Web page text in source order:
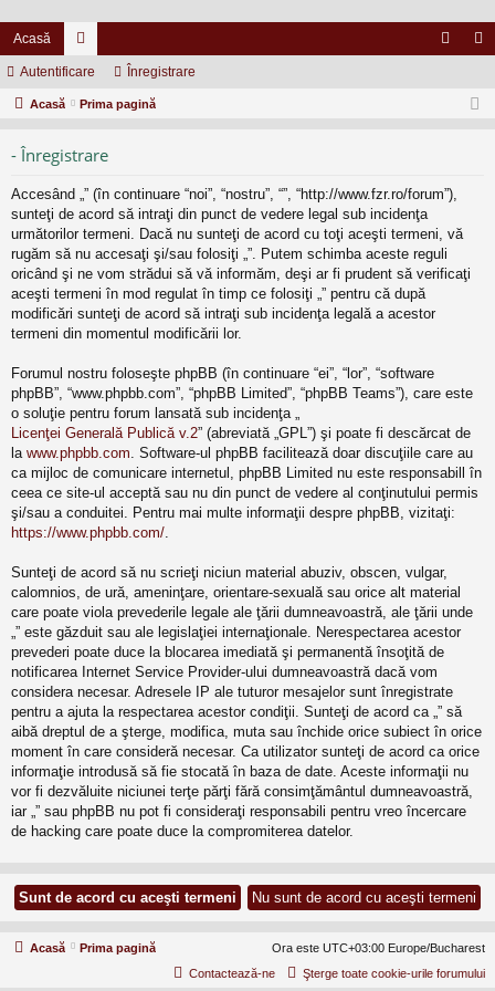
Acasă
or
u
re
eg
Autentificare Înregistrare
Acasă Prima pagină
- Înregistrare
Accesând „” (în continuare “noi”, “nostru”, “”, “http://www.fzr.ro/forum”),
sunteţi de acord să intraţi din punct de vedere legal sub incidenţa
următorilor termeni. Dacă nu sunteţi de acord cu toţi aceşti termeni, vă
rugăm să nu accesaţi şi/sau folosiţi „”. Putem schimba aceste reguli
oricând şi ne vom strădui să vă informăm, deşi ar fi prudent să verificaţi
aceşti termeni în mod regulat în timp ce folosiţi „” pentru că după
modificări sunteţi de acord să intraţi sub incidenţa legală a acestor
termeni din momentul modificării lor.
Forumul nostru foloseşte phpBB (în continuare “ei”, “lor”, “software
phpBB”, “www.phpbb.com”, “phpBB Limited”, “phpBB Teams”), care este
o soluţie pentru forum lansată sub incidenţa „
Licenţei Generală Publică v.2” (abreviată „GPL”) şi poate fi descărcat de
la www.phpbb.com . Software-ul phpBB facilitează doar discuţiile care au
ca mijloc de comunicare internetul, phpBB Limited nu este responsabill în
ceea ce site-ul acceptă sau nu din punct de vedere al conţinutului permis
şi/sau a conduitei. Pentru mai multe informaţii despre phpBB, vizitaţi:
https://www.phpbb.com/
Sunteţi de acord să nu scrieţi niciun material abuziv, obscen, vulgar,
calomnios, de ură, ameninţare, orientare-sexuală sau orice alt material
care poate viola prevederile legale ale ţării dumneavoastră, ale ţării unde
„” este găzduit sau ale legislaţiei internaţionale. Nerespectarea acestor
prevederi poate duce la blocarea imediată şi permanentă însoţită de
notificarea Internet Service Provider-ului dumneavoastră dacă vom
considera necesar. Adresele IP ale tuturor mesajelor sunt înregistrate
pentru a ajuta la respectarea acestor condiţii. Sunteţi de acord ca „” să
aibă dreptul de a şterge, modifica, muta sau închide orice subiect în orice
moment în care consideră necesar. Ca utilizator sunteţi de acord ca orice
informaţie introdusă să fie stocată în baza de date. Aceste informaţii nu
vor fi dezvăluite niciunei terţe părţi fără consimţământul dumneavoastră,
iar „” sau phpBB nu pot fi consideraţi responsabili pentru vreo încercare
de hacking care poate duce la compromiterea datelor.
Acasă Prima pagină
Ora este UTC+03:00 Europe/Bucharest
Şterge toate cookie-urile forumului
Contactează-ne